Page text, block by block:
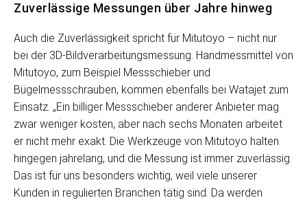
Zuverlässige Messungen über Jahre hinweg
Auch die Zuverlässigkeit spricht für Mitutoyo – nicht nur
bei der 3D-Bildverarbeitungsmessung. Handmessmittel von
Mitutoyo, zum Beispiel Messschieber und
Bügelmessschrauben, kommen ebenfalls bei Watajet zum
Einsatz. „Ein billiger Messschieber anderer Anbieter mag
zwar weniger kosten, aber nach sechs Monaten arbeitet
er nicht mehr exakt. Die Werkzeuge von Mitutoyo halten
hingegen jahrelang, und die Messung ist immer zuverlässig.
Das ist für uns besonders wichtig, weil viele unserer
Kunden in regulierten Branchen tätig sind. Da werden